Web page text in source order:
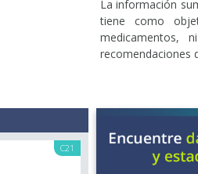
La información
tiene como
medicamentos,
recomendaciones
C21